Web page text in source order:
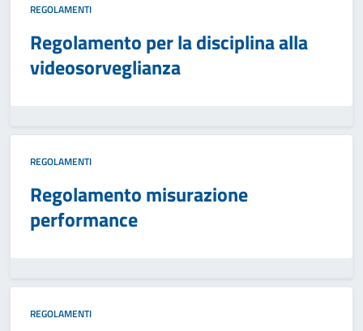
REGOLAMENTI
Regolamento per la disciplina alla
videosorveglianza
REGOLAMENTI
Regolamento misurazione
performance
REGOLAMENTI